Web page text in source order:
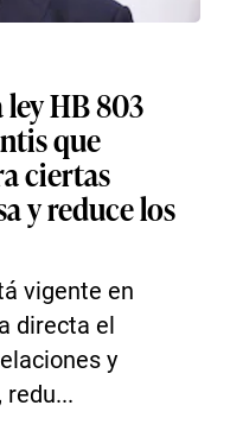
HB 803
que
ciertas
y reduce los
vigente en
directa el
y
redu...